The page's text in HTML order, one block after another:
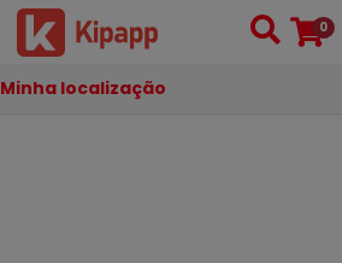
0
Minha localização